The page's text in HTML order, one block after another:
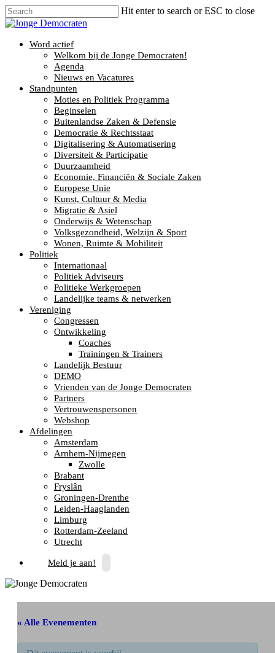
Hit enter to search or ESC to close
Word actief
Welkom bij de Jonge Democraten!
Agenda
Nieuws en Vacatures
Standpunten
Moties en Politiek Programma
Beginselen
Buitenlandse Zaken & Defensie
Democratie & Rechtsstaat
Digitalisering & Automatisering
Diversiteit & Participatie
Duurzaamheid
Economie, Financiën & Sociale Zaken
Europese Unie
Kunst, Cultuur & Media
Migratie & Asiel
Onderwijs & Wetenschap
Volksgezondheid, Welzijn & Sport
Wonen, Ruimte & Mobiliteit
Politiek
Internationaal
Politiek Adviseurs
Politieke Werkgroepen
Landelijke teams & netwerken
Vereniging
Congressen
Ontwikkeling
Coaches
Trainingen & Trainers
Landelijk Bestuur
DEMO
Vrienden van de Jonge Democraten
Partners
Vertrouwenspersonen
Webshop
Afdelingen
Amsterdam
Arnhem-Nijmegen
Zwolle
Brabant
Fryslân
Groningen-Drenthe
Leiden-Haaglanden
Limburg
Rotterdam-Zeeland
Utrecht
Meld je aan!
« Alle Evenementen